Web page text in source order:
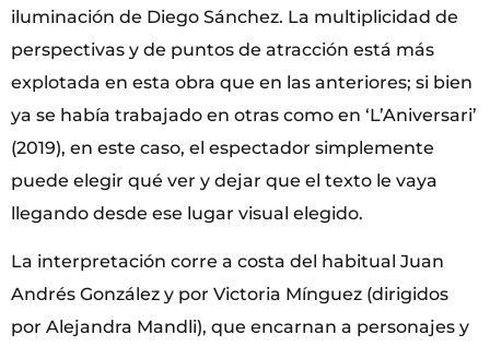
iluminación de Diego Sánchez. La multiplicidad de
perspectivas y de puntos de atracción está más
explotada en esta obra que en las anteriores; si bien
ya se había trabajado en otras como en ‘L’Aniversari’
(2019), en este caso, el espectador simplemente
puede elegir qué ver y dejar que el texto le vaya
llegando desde ese lugar visual elegido.
La interpretación corre a costa del habitual Juan
Andrés González y por Victoria Mínguez (dirigidos
por Alejandra Mandli), que encarnan a personajes y